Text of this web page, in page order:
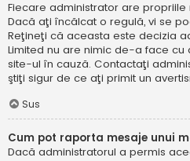
Fiecare administrator are propriile
Dacă aţi încălcat o regulă, vi se
Reţineţi că aceasta este decizia
Limited nu are nimic de-a face
site-ul în cauză. Contactaţi
ştiţi sigur de ce aţi primit un
Sus
Cum pot raporta mesaje unui
Dacă administratorul a permis